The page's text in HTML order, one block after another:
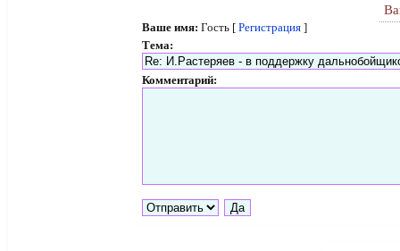
Ваше имя: Гость [ Регистрация ]
Тема:
Комментарий: